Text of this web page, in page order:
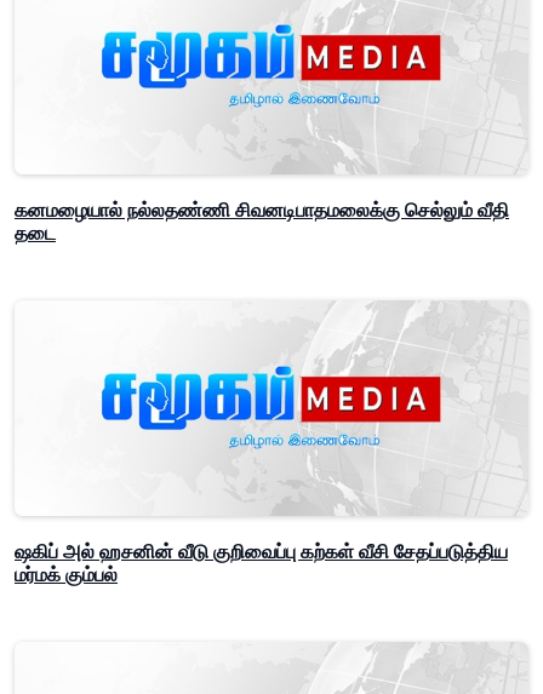
கனமழையால் நல்லதண்ணி சிவனடிபாதமலைக்கு செல்லும் வீதி
தடை
ஷகிப் அல் ஹசனின் வீடு குறிவைப்பு கற்கள் வீசி சேதப்படுத்திய
மர்மக் கும்பல்